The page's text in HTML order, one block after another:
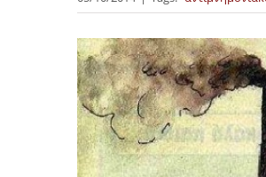
Προβολή
μεγαλύτερης
εικόνας